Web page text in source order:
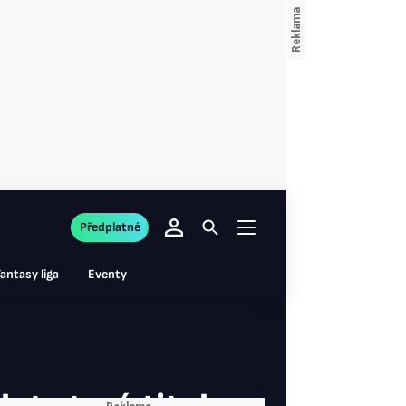
liga Eventy
Předplatné